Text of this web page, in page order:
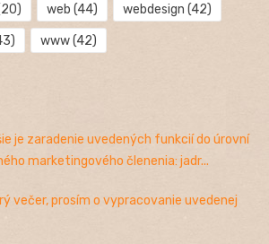
web (44) webdesign (42)
www(42)
je zaradenie uvedených funkcií do úrovní
marketingového členenia: jadr...
večer, prosím o vypracovanie uvedenej